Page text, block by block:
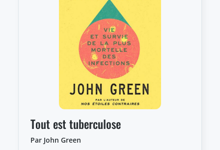
Tout est tuberculose
Par John Green